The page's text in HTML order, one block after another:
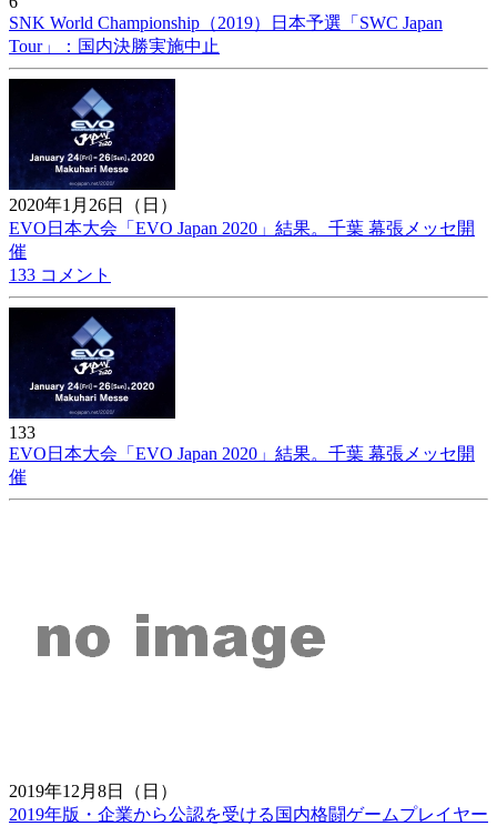
SNK World Championship（2019）日本予選「SWC Japan
Tour」：国内決勝実施中止
2020年1月26日（日）
EVO日本大会「EVO Japan 2020」結果。千葉 幕張メッセ開
催
133 コメント
133
EVO日本大会「EVO Japan 2020」結果。千葉 幕張メッセ開
催
2019年12月8日（日）
2019年版・企業から公認を受ける国内格闘ゲームプレイヤー